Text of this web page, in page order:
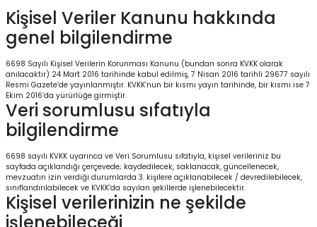
Kişisel Veriler Kanunu hakkında
genel bilgilendirme
6698 Sayılı Kişisel Verilerin Korunması Kanunu (bundan sonra KVKK olarak
anılacaktır) 24 Mart 2016 tarihinde kabul edilmiş, 7 Nisan 2016 tarihli 29677 sayılı
Resmi Gazete’de yayınlanmıştır. KVKK’nun bir kısmı yayın tarihinde, bir kısmı ise 7
Ekim 2016’da yürürlüğe girmiştir.
Veri sorumlusu sıfatıyla
bilgilendirme
6698 sayılı KVKK uyarınca ve Veri Sorumlusu sıfatıyla, kişisel verileriniz bu
sayfada açıklandığı çerçevede; kaydedilecek, saklanacak, güncellenecek,
mevzuatın izin verdiği durumlarda 3. kişilere açıklanabilecek / devredilebilecek,
sınıflandırılabilecek ve KVKK’da sayılan şekillerde işlenebilecektir.
Kişisel verilerinizin ne şekilde